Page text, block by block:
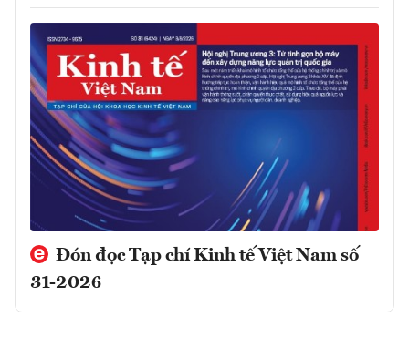
Đón đọc Tạp chí Kinh tế Việt Nam số
31-2026